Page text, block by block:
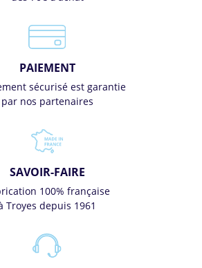
PAIEMENT
sécurisé est garantie
par nos partenaires
SAVOIR-FAIRE
100% française
Troyes depuis 1961